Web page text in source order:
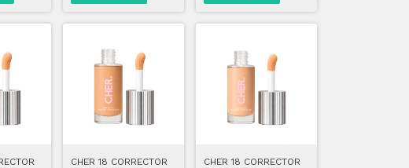
CHER 18 CORRECTOR
CHER 18 CORRECTOR